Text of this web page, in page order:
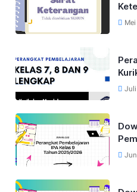
dan
Juli